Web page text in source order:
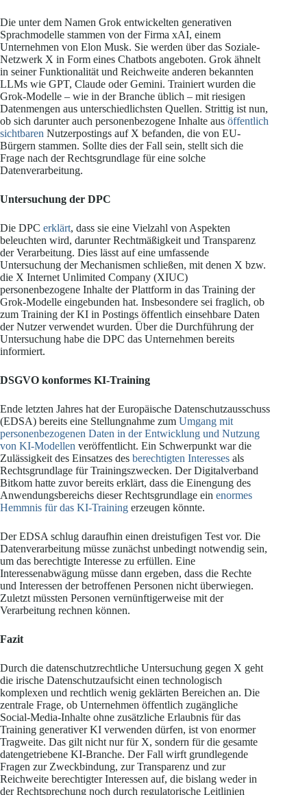
Die unter dem Namen Grok entwickelten generativen
Sprachmodelle stammen von der Firma xAI, einem
Unternehmen von Elon Musk. Sie werden über das Soziale-
Netzwerk X in Form eines Chatbots angeboten. Grok ähnelt
in seiner Funktionalität und Reichweite anderen bekannten
LLMs wie GPT, Claude oder Gemini. Trainiert wurden die
Grok-Modelle – wie in der Branche üblich – mit riesigen
Datenmengen aus unterschiedlichsten Quellen. Strittig ist nun,
ob sich darunter auch personenbezogene Inhalte aus öffentlich
sichtbaren Nutzerpostings auf X befanden, die von EU-
Bürgern stammen. Sollte dies der Fall sein, stellt sich die
Frage nach der Rechtsgrundlage für eine solche
Datenverarbeitung.
Untersuchung der DPC
Die DPC erklärt, dass sie eine Vielzahl von Aspekten
beleuchten wird, darunter Rechtmäßigkeit und Transparenz
der Verarbeitung. Dies lässt auf eine umfassende
Untersuchung der Mechanismen schließen, mit denen X bzw.
die X Internet Unlimited Company (XIUC)
personenbezogene Inhalte der Plattform in das Training der
Grok-Modelle eingebunden hat. Insbesondere sei fraglich, ob
zum Training der KI in Postings öffentlich einsehbare Daten
der Nutzer verwendet wurden. Über die Durchführung der
Untersuchung habe die DPC das Unternehmen bereits
informiert.
DSGVO konformes KI-Training
Ende letzten Jahres hat der Europäische Datenschutzausschuss
(EDSA) bereits eine Stellungnahme zum Umgang mit
personenbezogenen Daten in der Entwicklung und Nutzung
von KI-Modellen veröffentlicht. Ein Schwerpunkt war die
Zulässigkeit des Einsatzes des berechtigten Interesses als
Rechtsgrundlage für Trainingszwecken. Der Digitalverband
Bitkom hatte zuvor bereits erklärt, dass die Einengung des
Anwendungsbereichs dieser Rechtsgrundlage ein enormes
Hemmnis für das KI-Training erzeugen könnte.
Der EDSA schlug daraufhin einen dreistufigen Test vor. Die
Datenverarbeitung müsse zunächst unbedingt notwendig sein,
um das berechtigte Interesse zu erfüllen. Eine
Interessenabwägung müsse dann ergeben, dass die Rechte
und Interessen der betroffenen Personen nicht überwiegen.
Zuletzt müssten Personen vernünftigerweise mit der
Verarbeitung rechnen können.
Fazit
Durch die datenschutzrechtliche Untersuchung gegen X geht
die irische Datenschutzaufsicht einen technologisch
komplexen und rechtlich wenig geklärten Bereichen an. Die
zentrale Frage, ob Unternehmen öffentlich zugängliche
Social-Media-Inhalte ohne zusätzliche Erlaubnis für das
Training generativer KI verwenden dürfen, ist von enormer
Tragweite. Das gilt nicht nur für X, sondern für die gesamte
datengetriebene KI-Branche. Der Fall wirft grundlegende
Fragen zur Zweckbindung, zur Transparenz und zur
Reichweite berechtigter Interessen auf, die bislang weder in
der Rechtsprechung noch durch regulatorische Leitlinien